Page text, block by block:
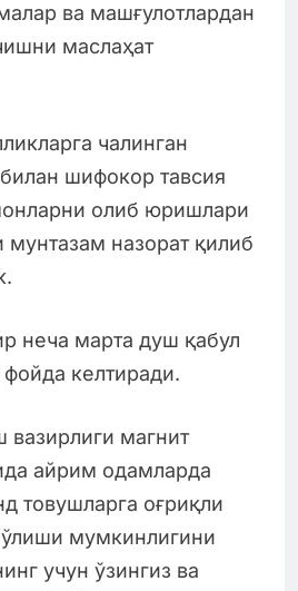
ва машғулотлардан
маслаҳат
чалинган
шифокор тавсия
олиб юришлари
назорат қилиб
неча марта душ қабул
келтиради.
вазирлиги магнит
айрим одамларда
товушларга оғриқли
мумкинлигини
учун ўзингиз ва